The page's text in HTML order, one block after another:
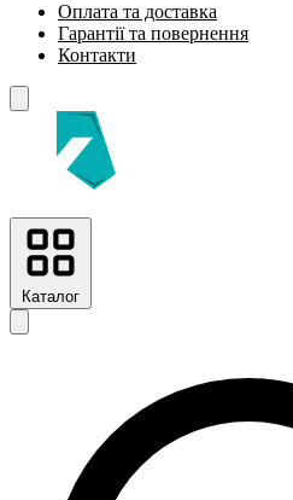
Оплата та доставка
Гарантії та повернення
Контакти
Каталог